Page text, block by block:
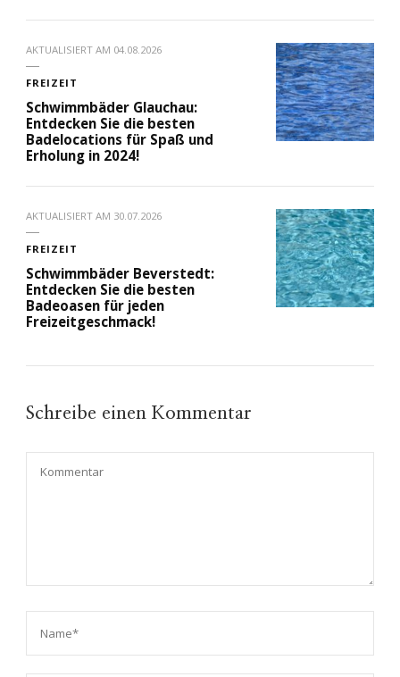
AKTUALISIERT AM 04.08.2026
FREIZEIT
Schwimmbäder Glauchau:
Entdecken Sie die besten
Badelocations für Spaß und
Erholung in 2024!
AKTUALISIERT AM 30.07.2026
FREIZEIT
Schwimmbäder Beverstedt:
Entdecken Sie die besten
Badeoasen für jeden
Freizeitgeschmack!
Schreibe einen Kommentar